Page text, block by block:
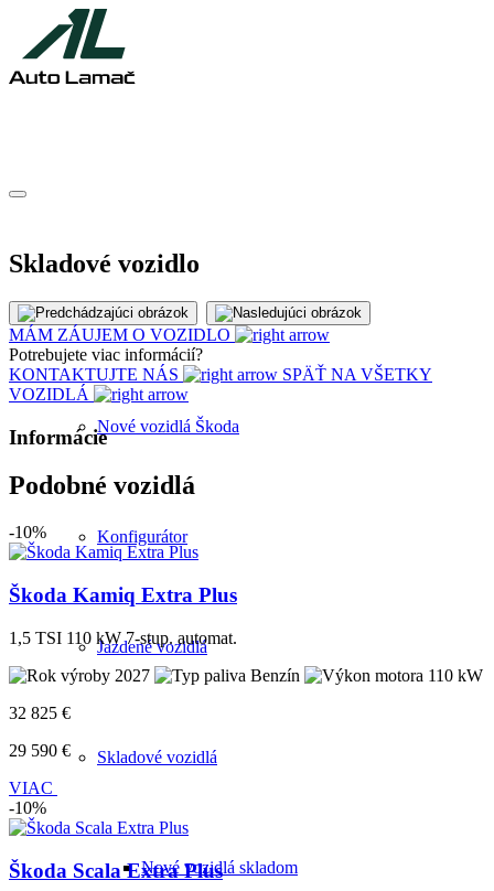
Predaj vozidiel
Nové vozidlá Škoda
Konfigurátor
Jazdené vozidlá
Skladové vozidlá
Nové vozidlá skladom
Skladové vozidlo
MÁM ZÁUJEM O VOZIDLO
Potrebujete viac informácií?
KONTAKTUJTE NÁS
SPÄŤ NA VŠETKY
VOZIDLÁ
Informácie
Podobné vozidlá
-10%
Škoda Kamiq Extra Plus
1,5 TSI 110 kW 7-stup. automat.
2027
Benzín
110 kW
32 825 €
29 590 €
VIAC
-10%
Škoda Scala Extra Plus